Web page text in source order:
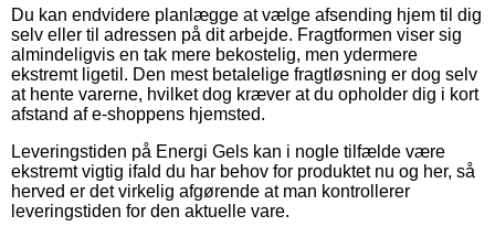
Du kan endvidere planlægge at vælge afsending hjem til dig
selv eller til adressen på dit arbejde. Fragtformen viser sig
almindeligvis en tak mere bekostelig, men ydermere
ekstremt ligetil. Den mest betalelige fragtløsning er dog selv
at hente varerne, hvilket dog kræver at du opholder dig i kort
afstand af e-shoppens hjemsted.
Leveringstiden på Energi Gels kan i nogle tilfælde være
ekstremt vigtig ifald du har behov for produktet nu og her, så
herved er det virkelig afgørende at man kontrollerer
leveringstiden for den aktuelle vare.